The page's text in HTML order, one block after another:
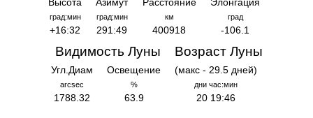
Высота
град:мин
+16:32
Азимут
град:мин
291:49
Расстояние
км
400918
Элонгация
град
-106.1
Видимость Луны
Угл.Диам
arcsec
1788.32
Освещение
%
63.9
Возраст Луны
(макс - 29.5 дней)
дни час:мин
20 19:46